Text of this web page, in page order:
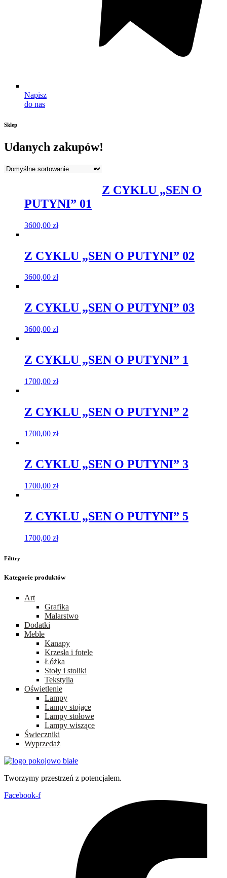
Napisz
do nas
Sklep
Udanych zakupów!
Z CYKLU „SEN O
PUTYNI” 01
3600,00 zł
Z CYKLU „SEN O PUTYNI” 02
3600,00 zł
Z CYKLU „SEN O PUTYNI” 03
3600,00 zł
Z CYKLU „SEN O PUTYNI” 1
1700,00 zł
Z CYKLU „SEN O PUTYNI” 2
1700,00 zł
Z CYKLU „SEN O PUTYNI” 3
1700,00 zł
Z CYKLU „SEN O PUTYNI” 5
1700,00 zł
Filttry
Kategorie produktów
Art
Grafika
Malarstwo
Dodatki
Meble
Kanapy
Krzesła i fotele
Łóżka
Stoły i stoliki
Tekstylia
Oświetlenie
Lampy
Lampy stojące
Lampy stołowe
Lampy wiszące
Świeczniki
Wyprzedaż
Tworzymy przestrzeń z potencjałem.
Facebook-f